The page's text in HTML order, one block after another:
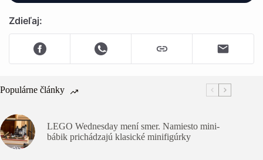
Zdieľaj:
Populárne články
LEGO Wednesday mení smer. Namiesto mini-
bábik prichádzajú klasické minifigúrky